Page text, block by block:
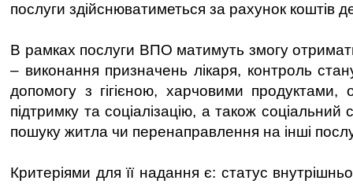
послуги здійснюватиметься за рахунок коштів
В рамках послуги ВПО матимуть змогу
– виконання призначень лікаря, контроль
допомогу з гігієною, харчовими продуктами,
підтримку та соціалізацію, а також соціальний
пошуку житла чи перенаправлення на інші
Критеріями для її надання є: статус